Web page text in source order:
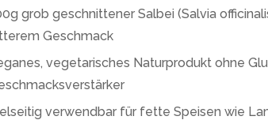
grob geschnittener Salbei (Salvia
Geschmack
vegetarisches Naturprodukt ohne
verwendbar für fette Speisen wie